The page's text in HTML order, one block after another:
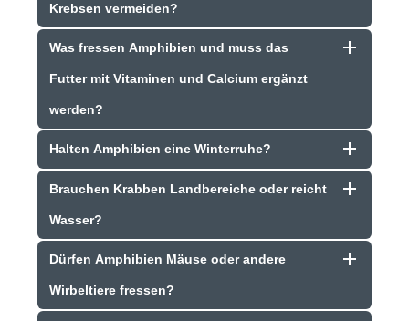
Krebsen vermeiden?
Was fressen Amphibien und muss das
Futter mit Vitaminen und Calcium ergänzt
werden?
Halten Amphibien eine Winterruhe?
Brauchen Krabben Landbereiche oder reicht
Wasser?
Dürfen Amphibien Mäuse oder andere
Wirbeltiere fressen?